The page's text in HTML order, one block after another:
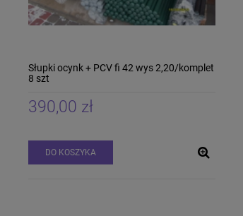
Słupki ocynk + PCV fi 42 wys 2,20/komplet
8 szt
390,00 zł
DO KOSZYKA